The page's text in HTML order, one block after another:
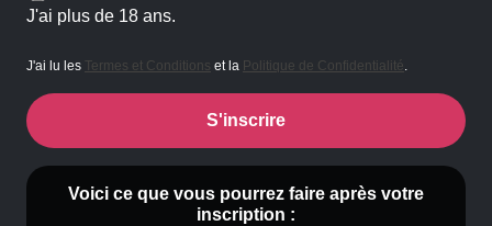
J'ai plus de 18 ans.
J'ai lu les Termes et Conditions et la Politique de Confidentialité.
S'inscrire
Voici ce que vous pourrez faire après votre
inscription :